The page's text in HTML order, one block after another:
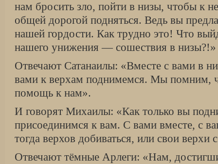
нам бросить зло, пойти в низы, чтобы к
общей дорогой подняться. Ведь вы
нашей гордости. Как трудно это! Что
нашего унижения — сошествия в низы?!»
Отвечают Сатанаилы: «Вместе с вами в
вами к верхам поднимемся. Мы помним,
помощь к нам».
И говорят Михаилы: «Как только вы
присоединимся к вам. С вами вместе, с
тогда верхов добиваться, или свои верхи
Отвечают тёмные Арлеги: «Нам,